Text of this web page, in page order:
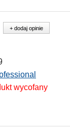
+ dodaj opinie
wycofany